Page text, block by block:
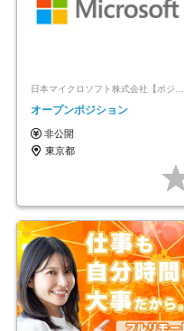
日本マイクロソフト株式会社【ポジションマッチ登録】
オープンポジション
非公開
東京都